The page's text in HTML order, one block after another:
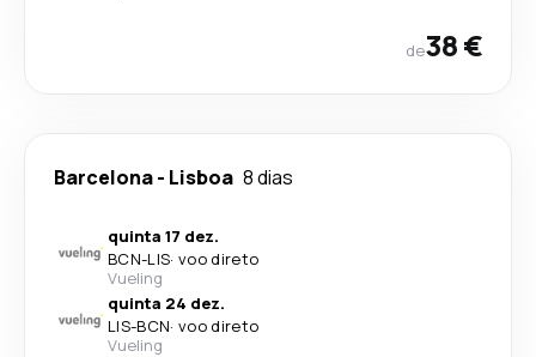
de38 €
Barcelona- Lisboa 8 dias
quinta 17 dez.
BCN-LIS· voo direto
Vueling
quinta 24 dez.
LIS-BCN· voo direto
Vueling